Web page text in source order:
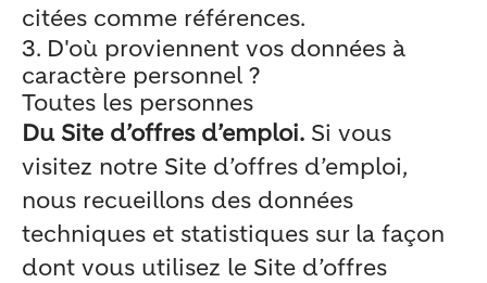
citées comme références.
3. D'où proviennent vos données à
caractère personnel ?
Toutes les personnes
Du Site d’offres d’emploi. Si vous
visitez notre Site d’offres d’emploi,
nous recueillons des données
techniques et statistiques sur la façon
dont vous utilisez le Site d’offres